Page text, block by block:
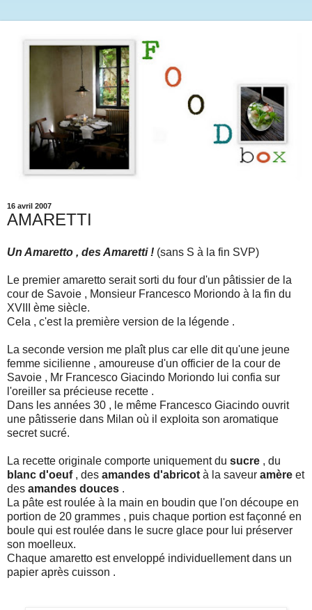
16 avril 2007
AMARETTI
Un Amaretto , des Amaretti ! (sans S à la fin SVP)
Le premier amaretto serait sorti du four d'un pâtissier de la
cour de Savoie , Monsieur Francesco Moriondo à la fin du
XVIII ème siècle.
Cela , c'est la première version de la légende .
La seconde version me plaît plus car elle dit qu'une jeune
femme sicilienne , amoureuse d'un officier de la cour de
Savoie , Mr Francesco Giacindo Moriondo lui confia sur
l'oreiller sa précieuse recette .
Dans les années 30 , le même Francesco Giacindo ouvrit
une pâtisserie dans Milan où il exploita son aromatique
secret sucré.
La recette originale comporte uniquement du sucre , du
blanc d'oeuf, des amandes d'abricotà la saveur amère et
des amandes douces .
La pâte est roulée à la main en boudin que l'on découpe en
portion de 20 grammes , puis chaque portion est façonné en
boule qui est roulée dans le sucre glace pour lui préserver
son moelleux.
Chaque amaretto est enveloppé individuellement dans un
papier après cuisson .